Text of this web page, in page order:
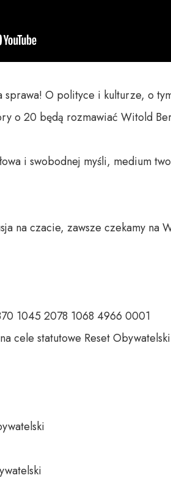
sprawa! O polityce i kulturze, o
o 20 będą rozmawiać Witold
i swobodnej myśli, medium
na czacie, zawsze czekamy na
1045 2078 1068 4966 0001
cele statutowe Reset Obywatelski